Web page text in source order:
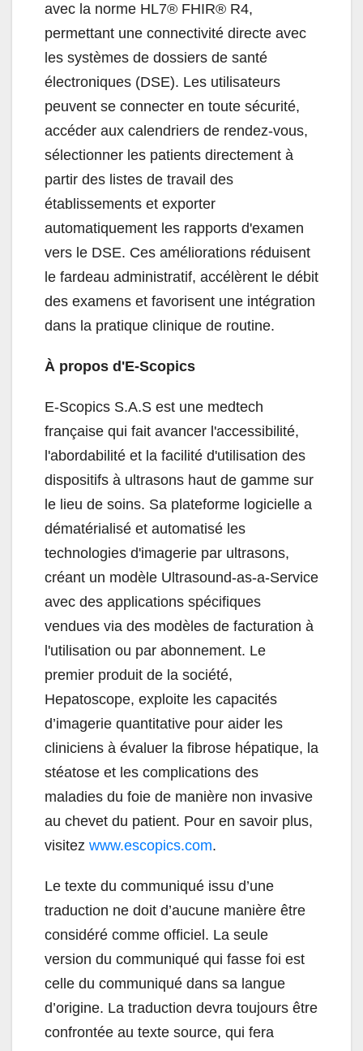
avec la norme HL7® FHIR® R4,
permettant une connectivité directe avec
les systèmes de dossiers de santé
électroniques (DSE). Les utilisateurs
peuvent se connecter en toute sécurité,
accéder aux calendriers de rendez-vous,
sélectionner les patients directement à
partir des listes de travail des
établissements et exporter
automatiquement les rapports d'examen
vers le DSE. Ces améliorations réduisent
le fardeau administratif, accélèrent le débit
des examens et favorisent une intégration
dans la pratique clinique de routine.
À propos d'E-Scopics
E-Scopics S.A.S est une medtech
française qui fait avancer l'accessibilité,
l'abordabilité et la facilité d'utilisation des
dispositifs à ultrasons haut de gamme sur
le lieu de soins. Sa plateforme logicielle a
dématérialisé et automatisé les
technologies d'imagerie par ultrasons,
créant un modèle Ultrasound-as-a-Service
avec des applications spécifiques
vendues via des modèles de facturation à
l'utilisation ou par abonnement. Le
premier produit de la société,
Hepatoscope, exploite les capacités
d’imagerie quantitative pour aider les
cliniciens à évaluer la fibrose hépatique, la
stéatose et les complications des
maladies du foie de manière non invasive
au chevet du patient. Pour en savoir plus,
visitez www.escopics.com.
Le texte du communiqué issu d’une
traduction ne doit d’aucune manière être
considéré comme officiel. La seule
version du communiqué qui fasse foi est
celle du communiqué dans sa langue
d’origine. La traduction devra toujours être
confrontée au texte source, qui fera